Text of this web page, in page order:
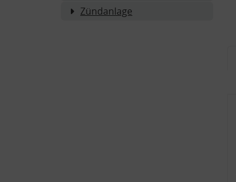
Zündanlage